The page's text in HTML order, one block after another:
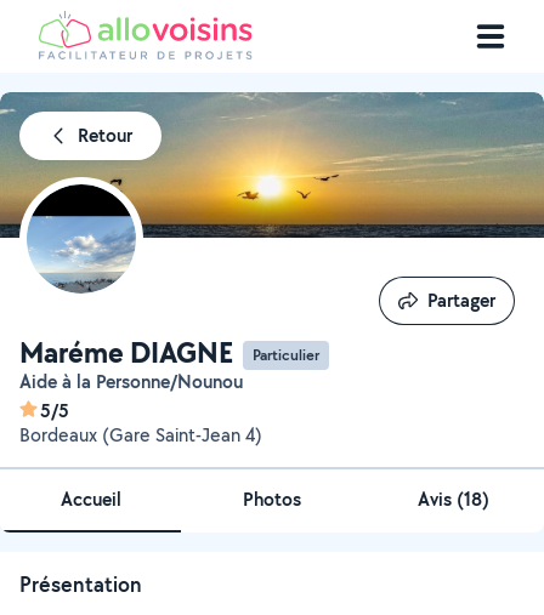
Retour
Maréme DIAGNE Particulier
Aide à la Personne/Nounou
5/5
Bordeaux (Gare Saint-Jean 4)
Partager
Partager
Accueil Photos Avis (18)
Présentation